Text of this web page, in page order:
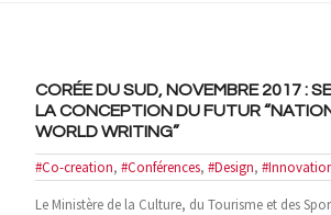
CORÉE DU SUD, NOVEMBRE 2017 :
LA CONCEPTION DU FUTUR
WORLD WRITING”
#Co-creation, #Conférences, #Design,
Le Ministère de la Culture, du Tourisme et des